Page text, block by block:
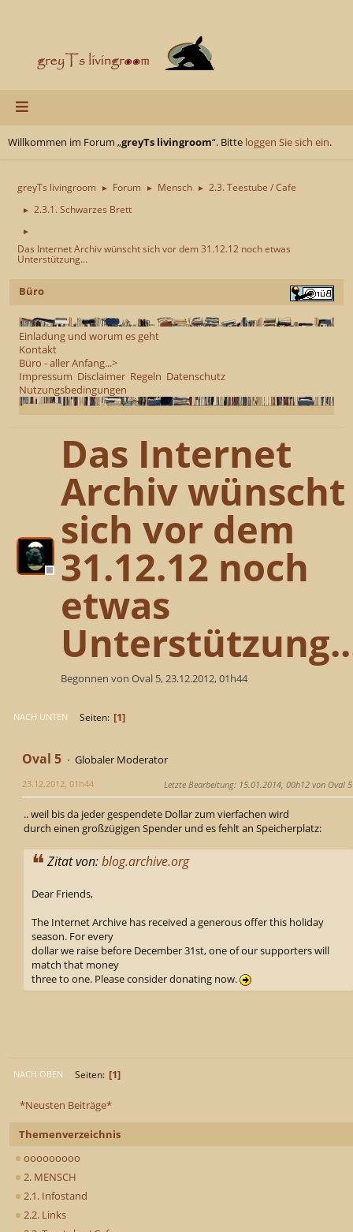
Willkommen im Forum „greyTs livingroom“. Bitte loggen Sie sich ein.
greyTs livingroom ► Forum ► Mensch ► 2.3. Teestube / Cafe
► 2.3.1. Schwarzes Brett
►
Das Internet Archiv wünscht sich vor dem 31.12.12 noch etwas
Unterstützung...
Büro
Einladung und worum es geht
Kontakt
Büro - aller Anfang...>
Impressum Disclaimer Regeln Datenschutz
Nutzungsbedingungen
*Neusten Beiträge*
Themenverzeichnis
ooooooooo
2. MENSCH
2.1. Infostand
2.2. Links
Das Internet
Archiv wünscht
sich vor dem
31.12.12 noch
etwas
Begonnen von Oval 5, 23.12.2012, 01h44
NACH UNTEN Seiten 1
Oval 5 Globaler Moderator
23.12.2012, 01h44 Letzte Bearbeitung: 15.01.2014, 00h12 von Oval 5
.. weil bis da jeder gespendete Dollar zum vierfachen wird
durch einen großzügigen Spender und es fehlt an Speicherplatz:
Zitat von:blog.archive.org
Dear Friends,
The Internet Archive has received a generous offer this holiday
season. For every
dollar we raise before December 31st, one of our supporters will
match that money
three to one. Please consider donating now.
NACH OBEN Seiten 1